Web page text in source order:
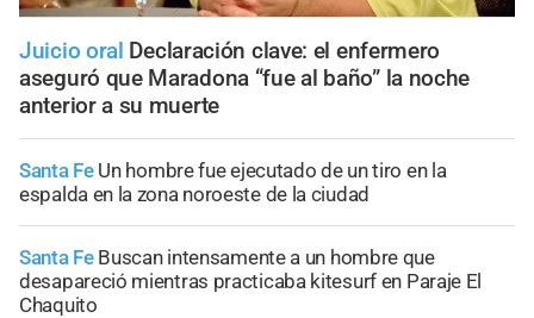
Juicio oral Declaración clave: el enfermero
aseguró que Maradona “fue al baño” la noche
anterior a su muerte
Santa Fe Un hombre fue ejecutado de un tiro en la
espalda en la zona noroeste de la ciudad
Santa Fe Buscan intensamente a un hombre que
desapareció mientras practicaba kitesurf en Paraje El
Chaquito